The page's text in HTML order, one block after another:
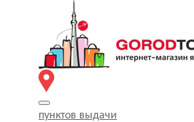
пунктов выдачи